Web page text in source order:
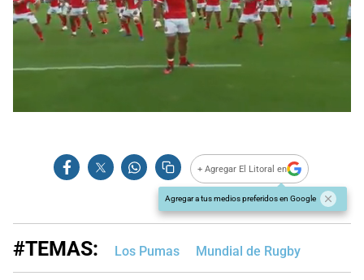
seconds
+ Agregar El Litoral en
Agregar a tus medios preferidos en Google
#TEMAS: Los Pumas Mundial de Rugby